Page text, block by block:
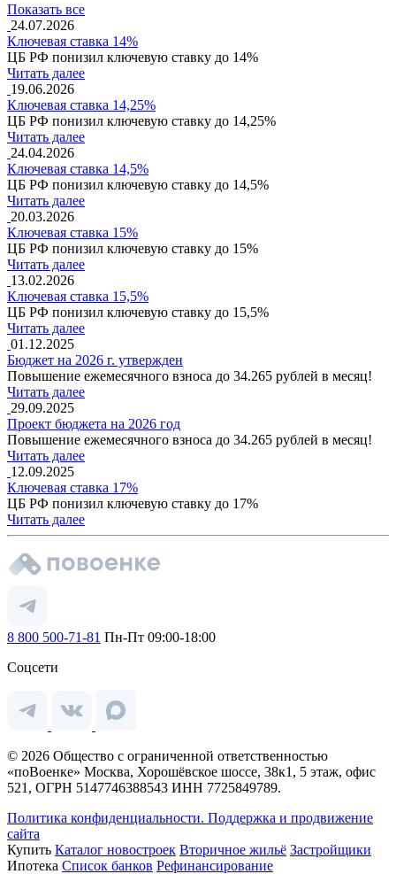
Показать все
24.07.2026
Ключевая ставка 14%
ЦБ РФ понизил ключевую ставку до 14%
Читать далее
19.06.2026
Ключевая ставка 14,25%
ЦБ РФ понизил ключевую ставку до 14,25%
Читать далее
24.04.2026
Ключевая ставка 14,5%
ЦБ РФ понизил ключевую ставку до 14,5%
Читать далее
20.03.2026
Ключевая ставка 15%
ЦБ РФ понизил ключевую ставку до 15%
Читать далее
13.02.2026
Ключевая ставка 15,5%
ЦБ РФ понизил ключевую ставку до 15,5%
Читать далее
01.12.2025
Бюджет на 2026 г. утвержден
Повышение ежемесячного взноса до 34.265 рублей в месяц!
Читать далее
29.09.2025
Проект бюджета на 2026 год
Повышение ежемесячного взноса до 34.265 рублей в месяц!
Читать далее
12.09.2025
Ключевая ставка 17%
ЦБ РФ понизил ключевую ставку до 17%
Читать далее
8 800 500-71-81 Пн-Пт 09:00-18:00
Соцсети
© 2026 Общество с ограниченной ответственностью
«поВоенке» Москва, Хорошёвское шоссе, 38к1, 5 этаж, офис
521, ОГРН 5147746388543 ИНН 7725849789.
Политика конфиденциальности. Поддержка и продвижение
сайта
Купить Каталог новостроек Вторичное жильё Застройщики
Ипотека Список банков Рефинансирование